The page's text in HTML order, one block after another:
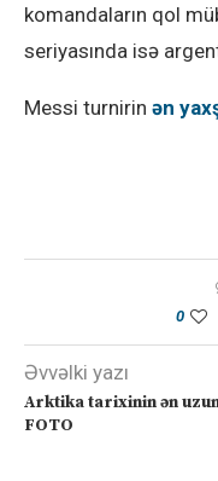
komandaların qol
seriyasında isə
Messi turnirin ən
0
Əvvəlki yazı
Arktika tarixinin ən uzun
FOTO